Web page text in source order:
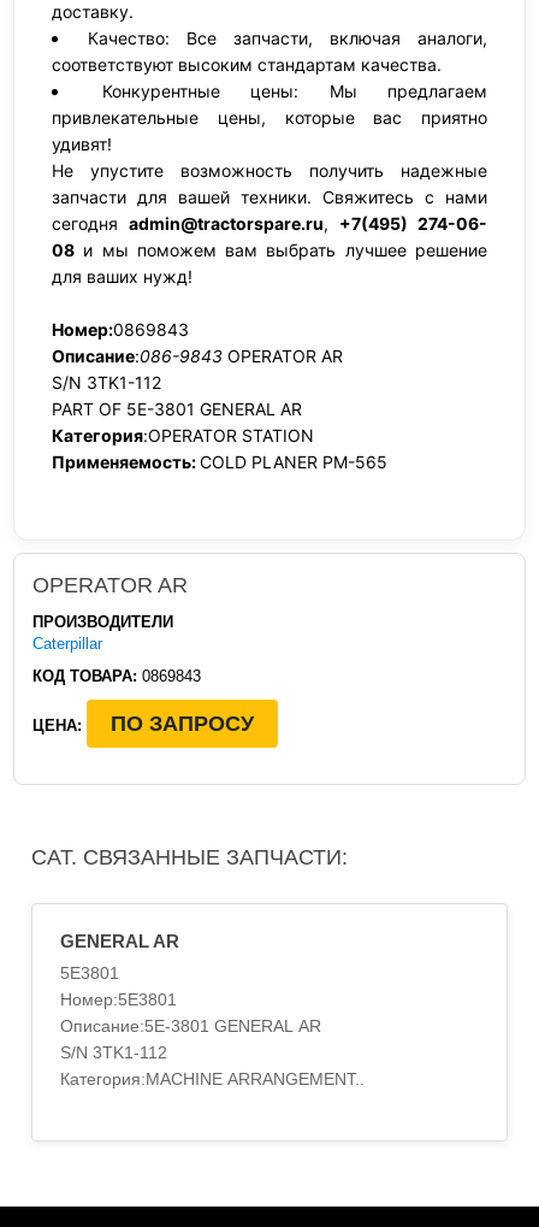
доставку.
Качество: Все запчасти, включая аналоги,
соответствуют высоким стандартам качества.
Конкурентные цены: Мы предлагаем
привлекательные цены, которые вас приятно
удивят!
Не упустите возможность получить надежные
запчасти для вашей техники. Свяжитесь с нами
сегодня admin@tractorspare.ru, +7(495) 274-06-
08 и мы поможем вам выбрать лучшее решение
для ваших нужд!
Номер:0869843
Описание:086-9843 OPERATOR AR
S/N 3TK1-112
PART OF 5E-3801 GENERAL AR
Категория:OPERATOR STATION
Применяемость:COLD PLANER PM-565
OPERATOR AR
ПРОИЗВОДИТЕЛИ
Caterpillar
КОД ТОВАРА: 0869843
ЦЕНА: ПО ЗАПРОСУ
CAT. СВЯЗАННЫЕ ЗАПЧАСТИ:
GENERAL AR
5E3801
Номер:5E3801
Описание:5E-3801 GENERAL AR
S/N 3TK1-112
Категория:MACHINE ARRANGEMENT..